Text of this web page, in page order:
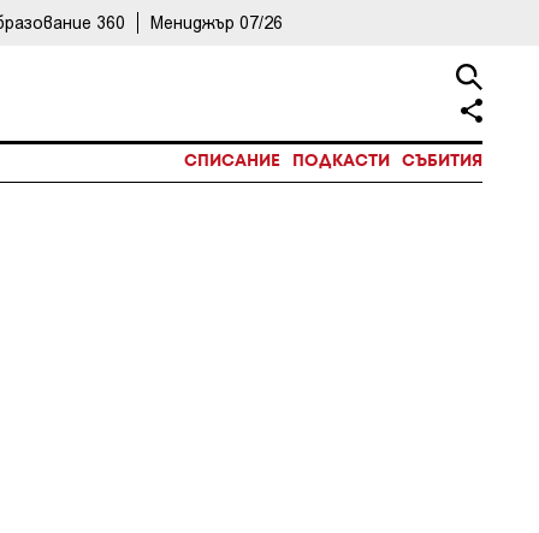
360 Мениджър 07/26
СПИСАНИЕ ПОДКАСТИ СЪБИТИЯ